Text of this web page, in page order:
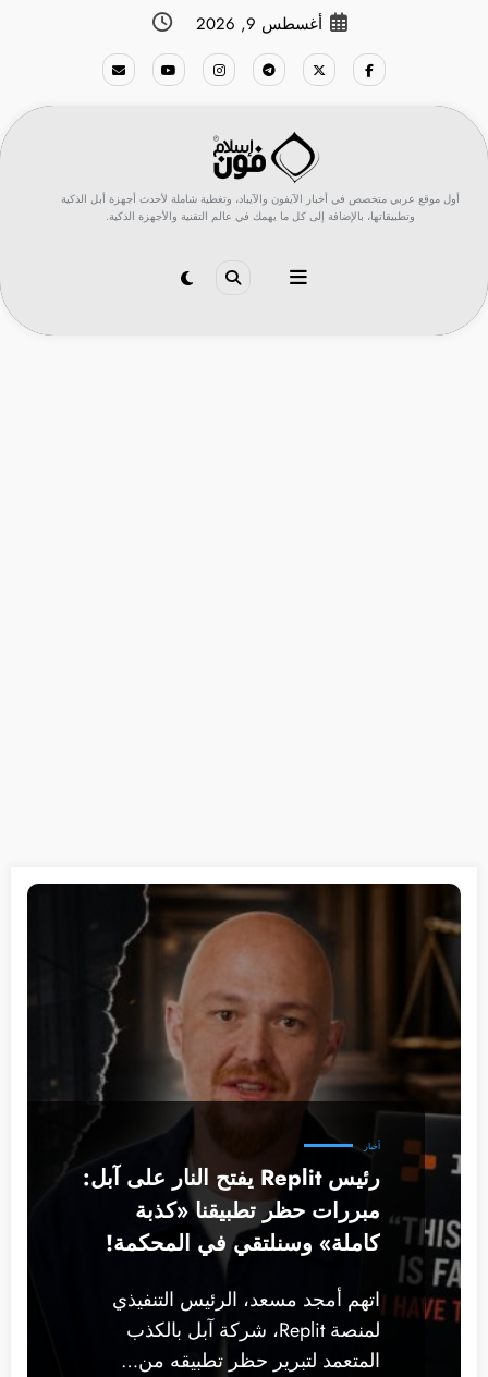
أغسطس 9, 2026
أول موقع عربي متخصص في أخبار الآيفون والآيباد، وتغطية شاملة لأحدث أجهزة أبل الذكية
وتطبيقاتها، بالإضافة إلى كل ما يهمك في عالم التقنية والأجهزة الذكية.
أخبار
رئيس Replit يفتح النار على آبل:
مبررات حظر تطبيقنا «كذبة
كاملة» وسنلتقي في المحكمة!
اتهم أمجد مسعد، الرئيس التنفيذي
لمنصة Replit، شركة آبل بالكذب
المتعمد لتبرير حظر تطبيقه من…